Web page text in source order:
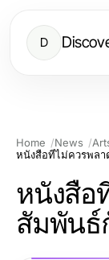
D
Home News
หนังสือ
สัมพันธ์